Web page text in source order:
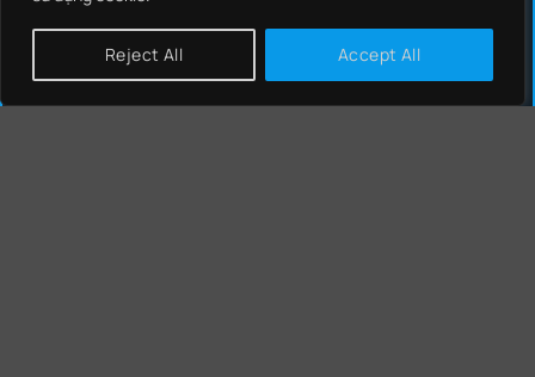
Reject All Accept All
NCS NEXT GENERATION FIREWALL